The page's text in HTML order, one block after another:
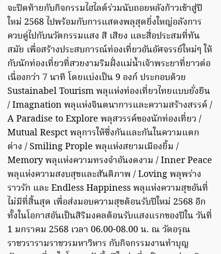
จะปิดท้ายกับกิจกรรมไฮไลต์ร่วมนับถอยหลังก้าวเข้าสู่ปี
ใหม่ 2568 ไปพร้อมกับการแสดงพลุสุดยิ่งใหญ่อลังการ
ควบคู่ไปกับนวัตกรรมแสง สี เสียง และสื่อประสมที่ทัน
สมัย เพื่อสร้างประสบการณ์ท่องเที่ยวอันอัศจรรย์ใหม่ๆ ให้
กับนักท่องเที่ยวที่สวยงามริมฝั่งแม่น้ำเจ้าพระยาที่ยาวต่อ
เนื่องกว่า 7 นาที โดยแบ่งเป็น 9 องก์ ประกอบด้วย
Sustainabel Tourism พลุแห่งท่องเที่ยวไทยแบบยั่งยืน
/ Imagnation พลุแห่งจินตนาการและความสร้างสรรค์ /
A Paradise to Explore พลุสวรรค์ของนักท่องเที่ยว /
Mutual Respct พลุการให้ซึ่งกันและกันในความแตก
ต่าง / Smiling Prople พลุแห่งสยามเมืองยิ้ม /
Memory พลุแห่งความทรงจำอันงดงาม / Inner Peace
พลุแห่งความสงบสุขและสันติภาพ / Loving พลุพร่าง
ราวรัก และ Endless Happiness พลุแห่งความสุขอันที่
ไม่มีที่สิ้นสุด เพื่อส่งมอบความสุขต้อนรับปีใหม่ 2568 อีก
ทั้งในโอกาสอันเป็นสิริมงคลต้อนรับแสงแรกของปีใน วันที่
1 มกราคม 2568 เวลา 06.00-08.00 น. ณ วัดอรุณ
ราชวรารามราชวรมหาวิหาร กับกิจกรรมงานทำบุญ